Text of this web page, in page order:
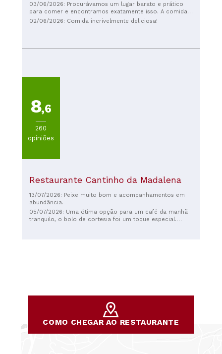
03/06/2026: Procurávamos um lugar barato e prático
para comer e encontramos exatamente isso. A comida
era razoável, mas os preços são muito baixos para os
frequentado pelos moradores locais. Além disso, é um
02/06/2026: Comida incrivelmente deliciosa!
8,6
260
opiniões
Restaurante Cantinho da Madalena
13/07/2026: Peixe muito bom e acompanhamentos em
abundância.
05/07/2026: Uma ótima opção para um café da manhã
tranquilo, o bolo de cortesia foi um toque especial.
COMO CHEGAR AO RESTAURANTE